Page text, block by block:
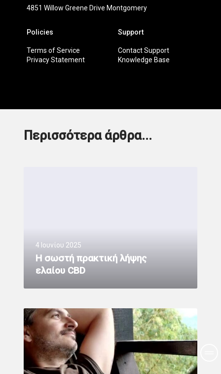
4851 Willow Greene Drive Montgomery
Policies
Terms of Service
Privacy Statement
Support
Contact Support
Knowledge Base
Περισσότερα άρθρα...
4 Ιουνίου 2025
H σωστή πρακτική λήψης
ελαίου CBD